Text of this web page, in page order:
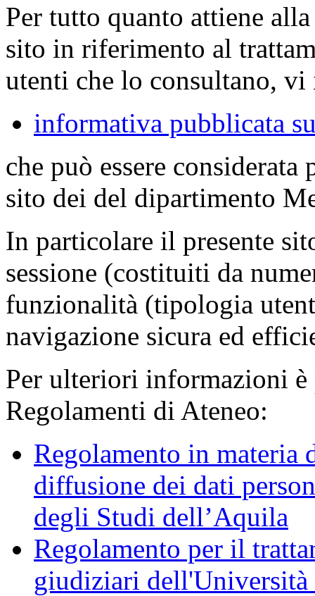
Per tutto quanto attiene
sito in riferimento al
utenti che lo consultano,
informativa pubblicata
che può essere
sito dei del dipartimento
In particolare il presente
sessione (costituiti da
funzionalità (tipologia
navigazione sicura ed
Per ulteriori informazioni è
Regolamenti di Ateneo:
Regolamento in materia
diffusione dei dati
degli Studi dell’Aquila
Regolamento per il
giudiziari